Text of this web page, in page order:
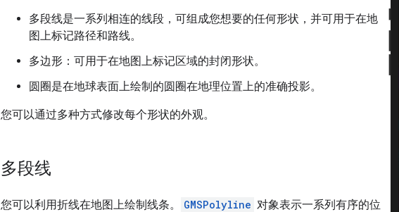
多段线是一系列相连的线段，可组成您想要的任何形状，并可用于在地
图上标记路径和路线。
多边形：可用于在地图上标记区域的封闭形状。
圆圈是在地球表面上绘制的圆圈在地理位置上的准确投影。
您可以通过多种方式修改每个形状的外观。
多段线
您可以利用折线在地图上绘制线条。 GMSPolyline 对象表示一系列有序的位